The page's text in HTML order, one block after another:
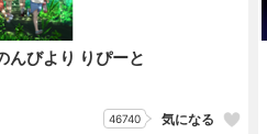
んびより りぴーと
46740 気になる